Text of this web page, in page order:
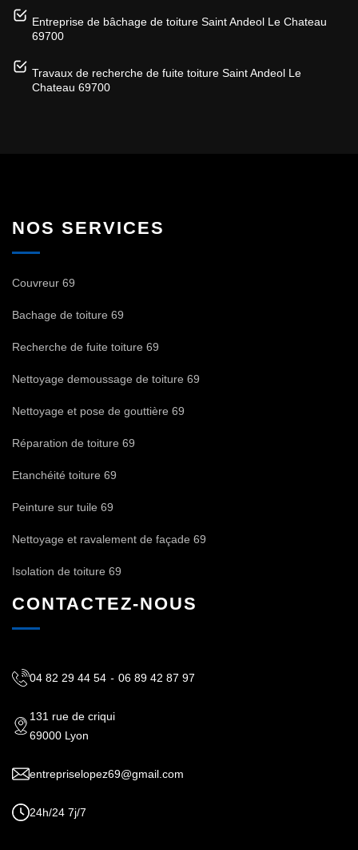
Entreprise de bâchage de toiture Saint Andeol Le Chateau
69700
Travaux de recherche de fuite toiture Saint Andeol Le
Chateau 69700
NOS SERVICES
Couvreur 69
Bachage de toiture 69
Recherche de fuite toiture 69
Nettoyage demoussage de toiture 69
Nettoyage et pose de gouttière 69
Réparation de toiture 69
Etanchéité toiture 69
Peinture sur tuile 69
Nettoyage et ravalement de façade 69
Isolation de toiture 69
CONTACTEZ-NOUS
04 82 29 44 54 - 06 89 42 87 97
131 rue de criqui
69000 Lyon
entrepriselopez69@gmail.com
24h/24 7j/7